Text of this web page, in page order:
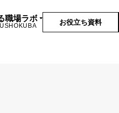
職場ラボ お役立ち資料